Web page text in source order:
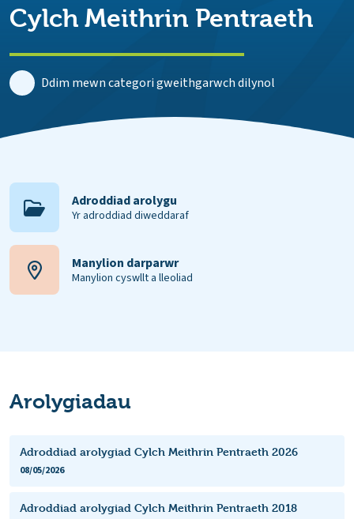
Cylch Meithrin Pentraeth
Ddim mewn categori gweithgarwch dilynol
Adroddiad arolygu
Yr adroddiad diweddaraf
Manylion darparwr
Manylion cyswllt a lleoliad
Arolygiadau
Adroddiad arolygiad Cylch Meithrin Pentraeth 2026
08/05/2026
Adroddiad arolygiad Cylch Meithrin Pentraeth 2018